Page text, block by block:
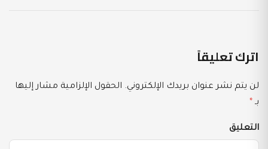
اترك تعليقاً
لن يتم نشر عنوان بريدك الإلكتروني. الحقول الإلزامية مشار إليها
بـ *
التعليق